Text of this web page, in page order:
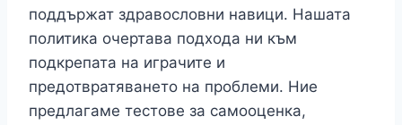
поддържат здравословни навици. Нашата
политика очертава подхода ни към
подкрепата на играчите и
предотвратяването на проблеми. Ние
предлагаме тестове за самооценка,